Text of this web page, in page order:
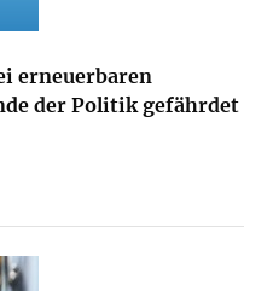
erneuerbaren
der Politik gefährdet